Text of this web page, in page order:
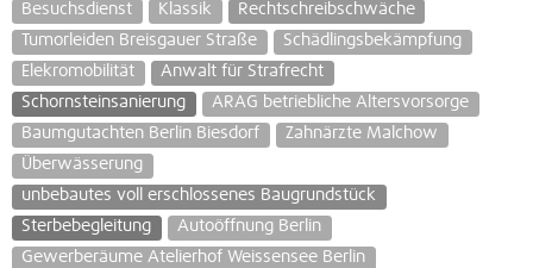
Besuchsdienst
Klassik
Rechtschreibschwäche
Tumorleiden Breisgauer Straße
Schädlingsbekämpfung
Elekromobilität
Anwalt für Strafrecht
Schornsteinsanierung
ARAG betriebliche Altersvorsorge
Baumgutachten Berlin Biesdorf
Zahnärzte Malchow
Überwässerung
unbebautes voll erschlossenes Baugrundstück
Sterbebegleitung
Autoöffnung Berlin
Gewerberäume Atelierhof Weissensee Berlin